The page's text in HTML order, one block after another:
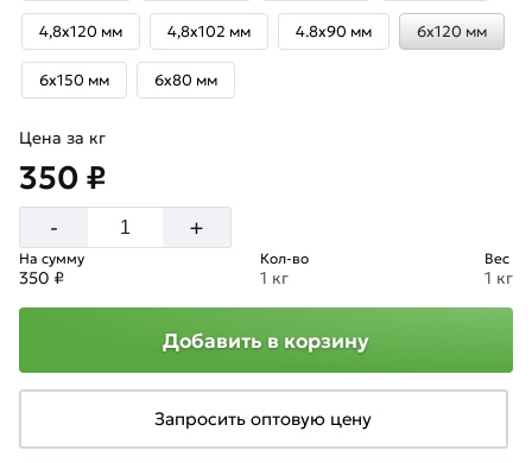
4,8x120 мм 4,8х102 мм 4.8х90 мм 6х120 мм
6х150 мм 6х80 мм
Цена за кг
350 ₽
- +
На сумму
350 ₽
Кол-во
1 кг
Вес
1 кг
Добавить в корзину
Запросить оптовую цену